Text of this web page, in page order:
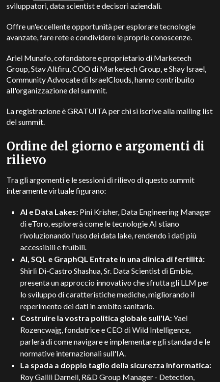
sviluppatori, data scientist e decisori aziendali.
Offre un'eccellente opportunità per esplorare tecnologie
avanzate, fare rete e condividere le proprie conoscenze.
Ariel Munafo, cofondatore e proprietario di Marketech
Group, Stav Altfiru, COO di Marketech Group, e Shay Israel,
Community Advocate di IsraelClouds, hanno contribuito
all'organizzazione del summit.
La registrazione è GRATUITA per chi si iscrive alla mailing list
del summit.
Ordine del giorno e argomenti di
rilievo
Tra gli argomenti e le sessioni di rilievo di questo summit
interamente virtuale figurano:
AI e Data Lakes: Pini Krisher, Data Engineering Manager
di eToro, esplorerà come le tecnologie AI stiano
rivoluzionando l'uso dei data lake, rendendo i dati più
accessibili e fruibili.
AI, SQL e GraphQL Entrate in una clinica di fertilità:
Shirli Di-Castro Shashua, Sr. Data Scientist di Embie,
presenta un approccio innovativo che sfrutta gli LLM per
lo sviluppo di caratteristiche mediche, migliorando il
reperimento dei dati in ambito sanitario.
Costruire la vostra politica globale sull'IA:Yael
Rozencwajg, fondatrice e CEO di Wild Intelligence,
parlerà di come navigare e implementare gli standard e le
normative internazionali sull'IA.
La spada a doppio taglio della sicurezza informatica:
Roy Galili Darnell, R&D Group Manager - Detection,